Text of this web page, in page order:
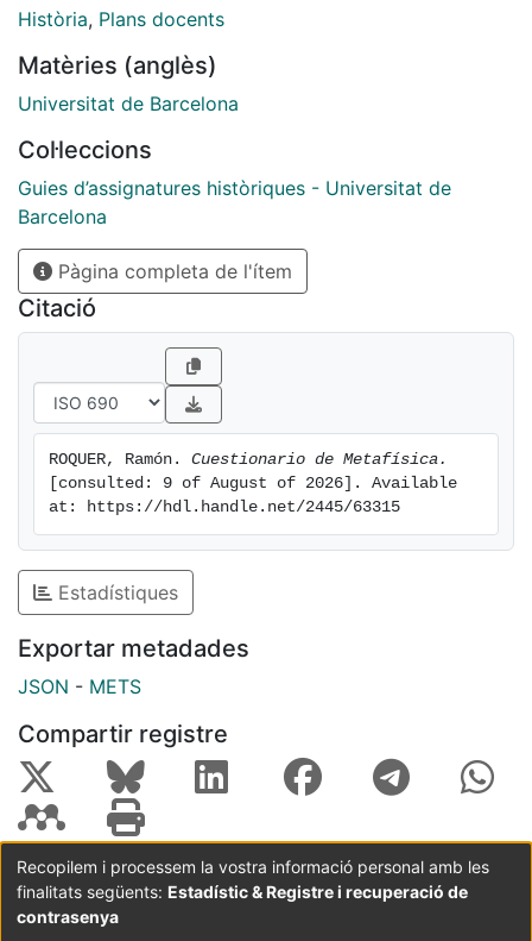
Història, Plans docents
Matèries (anglès)
Universitat de Barcelona
Col·leccions
Guies d’assignatures històriques - Universitat de
Barcelona
Pàgina completa de l'ítem
Citació
ROQUER, Ramón. Cuestionario de Metafísica.
[consulted: 9 of August of 2026]. Available
at: https://hdl.handle.net/2445/63315
Estadístiques
Exportar metadades
JSON - METS
Compartir registre
Coordinació:CRAI UB Avís legal
Metadades
subjectes a:
Recopilem i processem la vostra informació personal amb les
finalitats següents: Estadístic & Registre i recuperació de
contrasenya